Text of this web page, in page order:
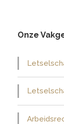
Onze